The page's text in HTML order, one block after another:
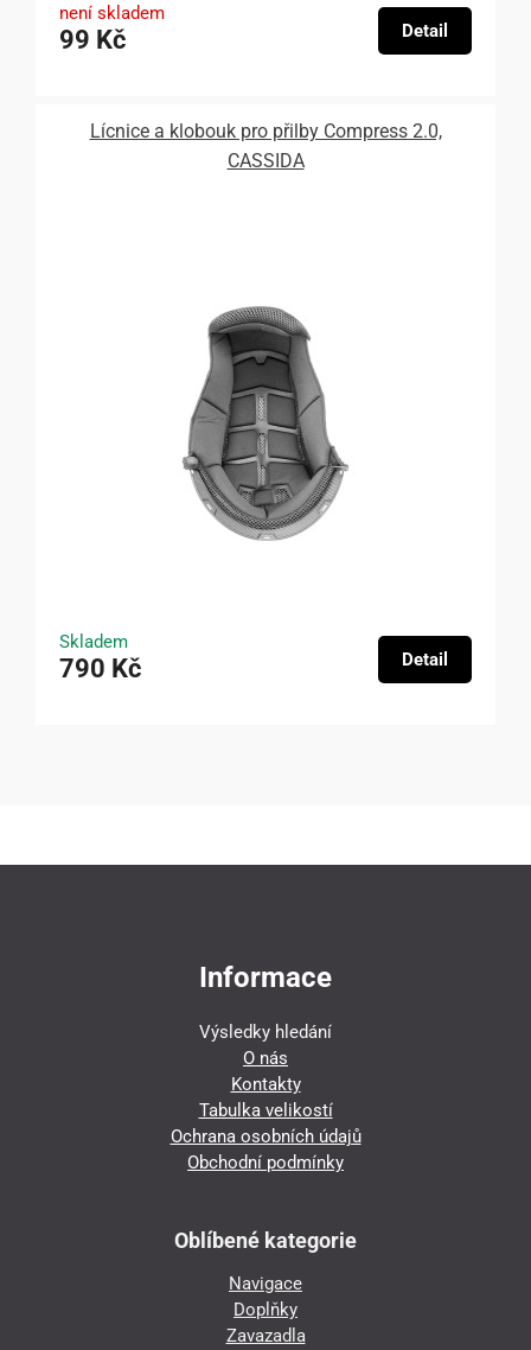
není skladem
99 Kč Detail
Lícnice a klobouk pro přilby Compress 2.0,
CASSIDA
Skladem
790 Kč Detail
Informace
Výsledky hledání
O nás
Kontakty
Tabulka velikostí
Ochrana osobních údajů
Obchodní podmínky
Oblíbené kategorie
Navigace
Doplňky
Zavazadla